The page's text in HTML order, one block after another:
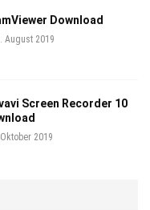
Download
August 2019
Screen Recorder 10
2019